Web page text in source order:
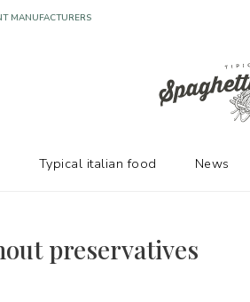
preservatives
MANUFACTURERS
Typical italian food News